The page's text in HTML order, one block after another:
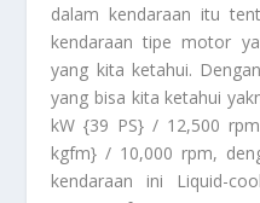
dalam kendaraan itu
kendaraan tipe motor
yang kita ketahui.
yang bisa kita ketahui
kW {39 PS} / 12,500
kgfm} / 10,000 rpm,
kendaraan ini Liquid-